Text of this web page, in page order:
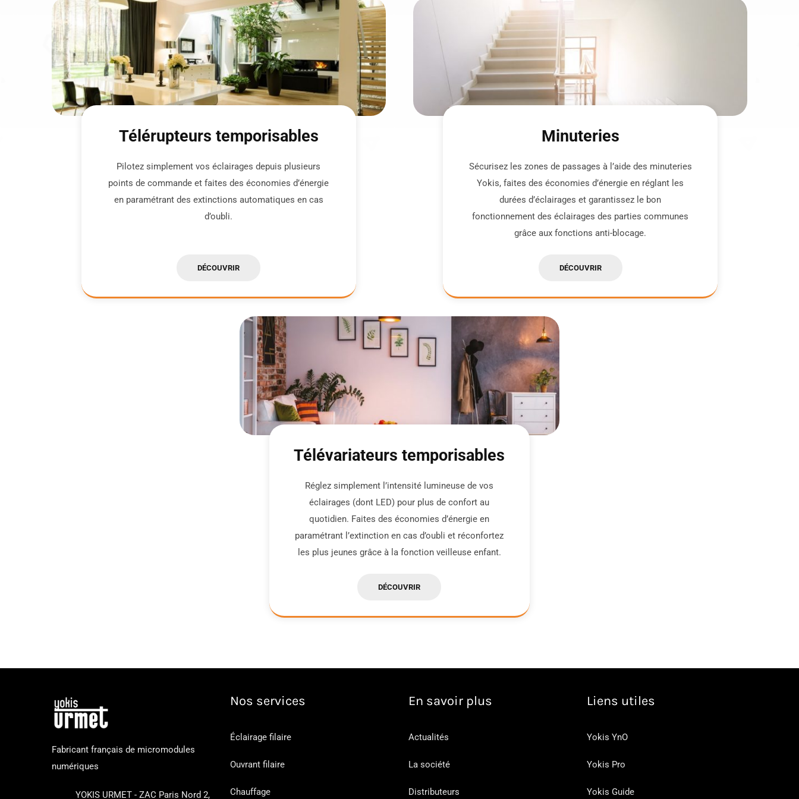
Télérupteurs temporisables
Pilotez simplement vos éclairages depuis plusieurs
points de commande et faites des économies d’énergie
en paramétrant des extinctions automatiques en cas
d’oubli.
DÉCOUVRIR
Minuteries
Sécurisez les zones de passages à l’aide des minuteries
Yokis, faites des économies d’énergie en réglant les
durées d’éclairages et garantissez le bon
fonctionnement des éclairages des parties communes
grâce aux fonctions anti-blocage.
DÉCOUVRIR
Télévariateurs temporisables
Réglez simplement l’intensité lumineuse de vos
éclairages (dont LED) pour plus de confort au
quotidien. Faites des économies d’énergie en
paramétrant l’extinction en cas d’oubli et réconfortez
les plus jeunes grâce à la fonction veilleuse enfant.
DÉCOUVRIR
Fabricant français de micromodules
numériques
YOKIS URMET - ZAC Paris Nord 2,
Nos services
Éclairage filaire
Ouvrant filaire
Chauffage
En savoir plus
Actualités
La société
Distributeurs
Liens utiles
Yokis YnO
Yokis Pro
Yokis Guide